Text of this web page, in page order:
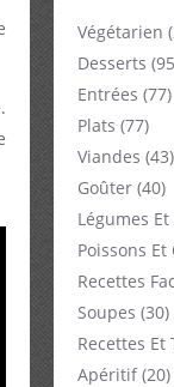
Végétarien
Desserts
Entrées (77)
Plats (77)
Viandes (43)
Goûter (40)
Légumes
Poissons Et
Recettes
Soupes (30)
Recettes Et
Apéritif(20)